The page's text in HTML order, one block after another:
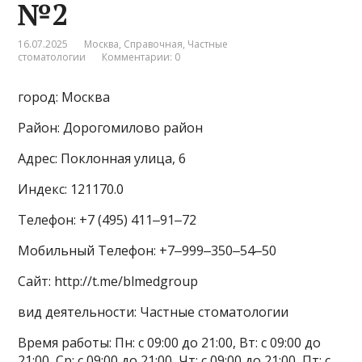
№2
16.07.2025 Москва, Справочная, Частные
стоматологии
Комментарии: 0
город: Москва
Район: Дорогомилово район
Адрес: Поклонная улица, 6
Индекс: 121170.0
Телефон: +7 (495) 411‒91‒72
Мобильный Телефон: +7‒999‒350‒54‒50
Сайт: http://t.me/blmedgroup
вид деятельности: Частные стоматологии
Время работы: Пн: с 09:00 до 21:00, Вт: с 09:00 до